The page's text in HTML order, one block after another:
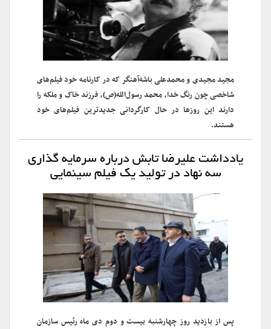
مجید مجیدی و محمدعلی باشه‌آهنگر که در کارنامه خود فیلم‌های
شاخصی چون رنگ خدا، محمد رسول‌الله(ص)، فرزند خاک و ملکه را
دارند این روزها در حال کارگردانی جدیدترین فیلم‌های خود
هستند.
یادداشت علیرضا تابش درباره سرمایه گذاری
سه نهاد در تولید یک فیلم سینمایى
پس از بازدید روز چهارشنبه بیست و دوم دی ماه رئیس سازمان